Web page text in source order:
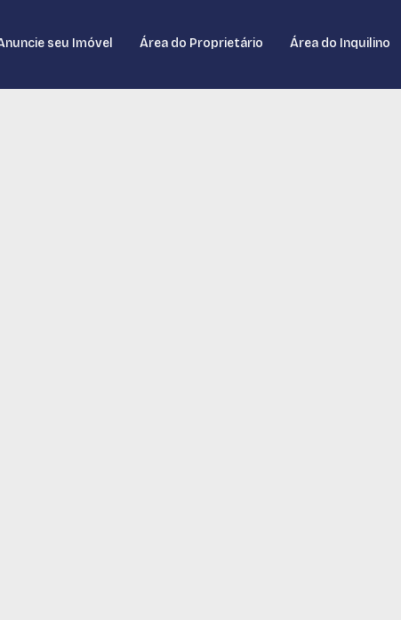
Área do Inquilino
Área do Proprietário
seu Imóvel